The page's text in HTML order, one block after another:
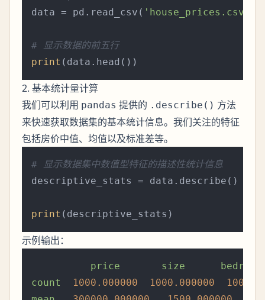
data = pd.read_csv( 'house_prices.csv'
# 显示数据的前五行
print
2. 基本统计量计算
我们可以利用 pandas 提供的 .describe() 方法
来快速获取数据集的基本统计信息。我们关注的特征
包括房价中值、均值以及标准差等。
# 显示数据集中数值型特征的描述性统计信息
descriptive_stats = data.describe()
print
示例输出：
price size
count
1000.000000 1000.000000